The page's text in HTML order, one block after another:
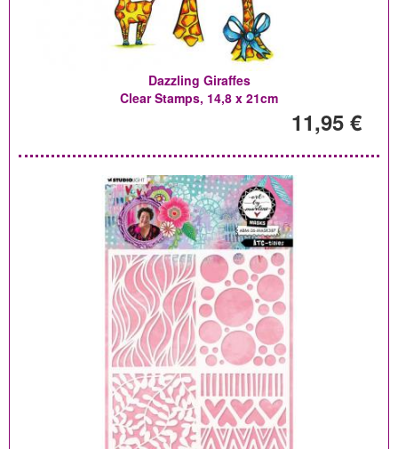
Dazzling Giraffes
Clear Stamps, 14,8 x 21cm
11,95 €